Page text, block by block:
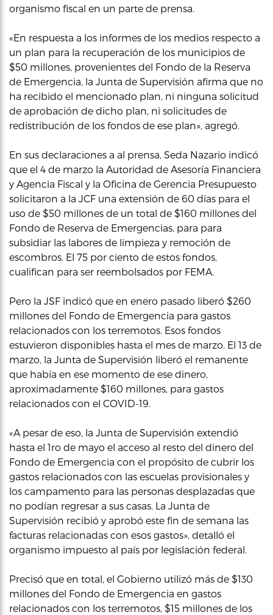
organismo fiscal en un parte de prensa.
«En respuesta a los informes de los medios respecto a
un plan para la recuperación de los municipios de
$50 millones, provenientes del Fondo de la Reserva
de Emergencia, la Junta de Supervisión afirma que no
ha recibido el mencionado plan, ni ninguna solicitud
de aprobación de dicho plan, ni solicitudes de
redistribución de los fondos de ese plan», agregó.
En sus declaraciones a al prensa, Seda Nazario indicó
que el 4 de marzo la Autoridad de Asesoría Financiera
y Agencia Fiscal y la Oficina de Gerencia Presupuesto
solicitaron a la JCF una extensión de 60 días para el
uso de $50 millones de un total de $160 millones del
Fondo de Reserva de Emergencias, para para
subsidiar las labores de limpieza y remoción de
escombros. El 75 por ciento de estos fondos,
cualifican para ser reembolsados por FEMA.
Pero la JSF indicó que en enero pasado liberó $260
millones del Fondo de Emergencia para gastos
relacionados con los terremotos. Esos fondos
estuvieron disponibles hasta el mes de marzo. El 13 de
marzo, la Junta de Supervisión liberó el remanente
que había en ese momento de ese dinero,
aproximadamente $160 millones, para gastos
relacionados con el COVID-19.
«A pesar de eso, la Junta de Supervisión extendió
hasta el 1ro de mayo el acceso al resto del dinero del
Fondo de Emergencia con el propósito de cubrir los
gastos relacionados con las escuelas provisionales y
los campamento para las personas desplazadas que
no podían regresar a sus casas. La Junta de
Supervisión recibió y aprobó este fin de semana las
facturas relacionadas con esos gastos», detalló el
organismo impuesto al país por legislación federal.
Precisó que en total, el Gobierno utilizó más de $130
millones del Fondo de Emergencia en gastos
relacionados con los terremotos, $15 millones de los